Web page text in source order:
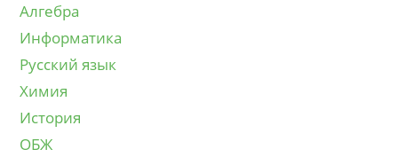
Алгебра
Информатика
Русский язык
Химия
История
ОБЖ